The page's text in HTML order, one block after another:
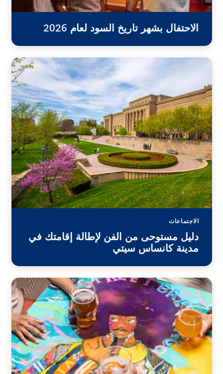
الاحتفال بشهر تاريخ السود لعام 2026
الاجتماعات
دليل مستوحى من الفن لإطالة إقامتك في
مدينة كانساس سيتي